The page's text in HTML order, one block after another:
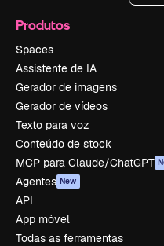
Produtos
Spaces
Assistente de IA
Gerador de imagens
Gerador de vídeos
Texto para voz
Conteúdo de stock
MCP para Claude/ChatGPT
Agentes New
API
App móvel
Todas as ferramentas